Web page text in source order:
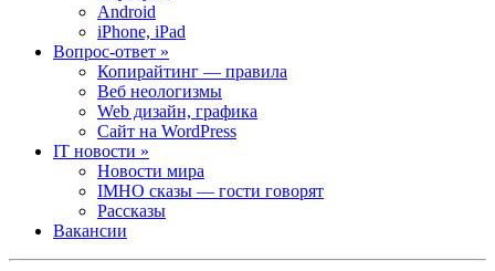
Android
iPhone, iPad
Вопрос-ответ »
Копирайтинг — правила
Веб неологизмы
Web дизайн, графика
Сайт на WordPress
IT новости »
Новости мира
IMHO сказы — гости говорят
Рассказы
Вакансии